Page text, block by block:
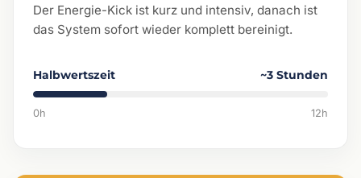
Der Energie-Kick ist kurz und intensiv, danach ist
das System sofort wieder komplett bereinigt.
Halbwertszeit ~3 Stunden
0h 12h